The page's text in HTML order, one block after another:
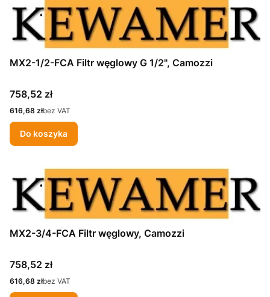
MX2-1/2-FCA Filtr węglowy G 1/2", Camozzi
Cena
758,52 zł
Cena
616,68 złbez VAT
Do koszyka
MX2-3/4-FCA Filtr węglowy, Camozzi
Cena
758,52 zł
Cena
616,68 złbez VAT